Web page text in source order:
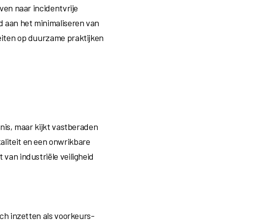
naar incidentvrije
aan het minimaliseren van
op duurzame praktijken
maar kijkt vastberaden
en een onwrikbare
industriële veiligheid
inzetten als voorkeurs­